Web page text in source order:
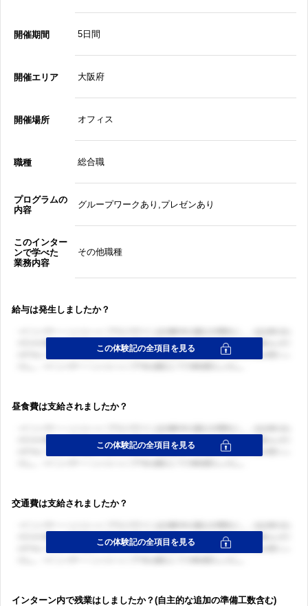
開催期間 5日間
開催エリア 大阪府
開催場所 オフィス
職種 総合職
プログラムの
内容
グループワークあり,プレゼンあり
このインター
ンで学べた
業務内容
その他職種
給与は発生しましたか？
昼食費は支給されましたか？
交通費は支給されましたか？
インターン内で残業はしましたか？(自主的な追加の準備工数含む)